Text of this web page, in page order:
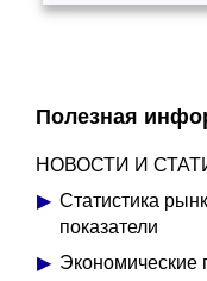
Полезная
НОВОСТИ И
Статистика
показатели
Экономические